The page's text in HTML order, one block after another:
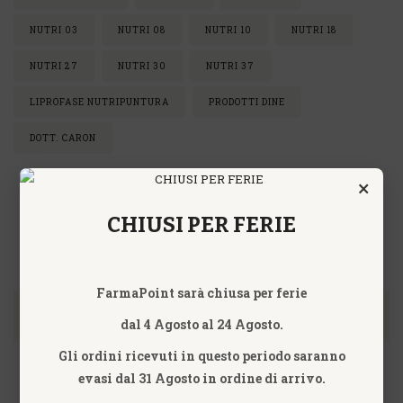
NUTRI 03 NUTRI 08 NUTRI 10 NUTRI 18
NUTRI 27 NUTRI 30 NUTRI 37
LIPROFASE NUTRIPUNTURA PRODOTTI DINE
DOTT. CARON
Riceverai il tuo ordine in 24/48 ore. Hai pensato alla
×
CHIUSI PER FERIE
FarmaPoint sarà chiusa per ferie
dal 4 Agosto al 24 Agosto.
Gli ordini ricevuti in questo periodo saranno
evasi dal 31 Agosto in ordine di arrivo.